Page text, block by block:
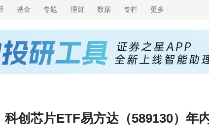
基金 专题 理财 数据 专栏 更多
科创芯片ETF易方达（589130）年